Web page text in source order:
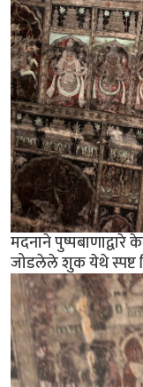
मदनाने
जोडलेले शुक येथे